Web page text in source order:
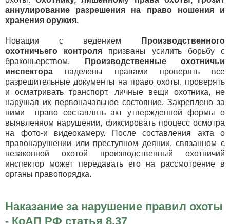
аннулирование разрешения на право ношения и
хранения оружия.
Новации с ведением
Производственного
охотничьего контроля призваны усилить борьбу с
браконьерством.
Производственные охотничьи
инспектора наделены правами проверять все
разрешительные документы на право охоты, проверять
и осматривать транспорт, личные вещи охотника, не
нарушая их первоначальное состояние. Закреплено за
ними право составлять акт утвержденной формы о
выявленном нарушении, фиксировать процесс осмотра
на фото-и видеокамеру. После составления акта о
правонарушении или преступном деянии, связанном с
незаконной охотой производственный охотничий
инспектор может передавать его на рассмотрение в
органы правопорядка.
Наказание за нарушение правил охоты
- КоАП РФ статья 8.37